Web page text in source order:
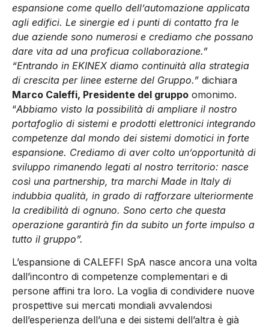
espansione come quello dell’automazione applicata
agli edifici. Le sinergie ed i punti di contatto fra le
due aziende sono numerosi e crediamo che possano
dare vita ad una proficua collaborazione.”
“Entrando in EKINEX diamo continuità alla strategia
di crescita per linee esterne del Gruppo.” dichiara
Marco Caleffi, Presidente del gruppo omonimo.
“Abbiamo visto la possibilità di ampliare il nostro
portafoglio di sistemi e prodotti elettronici integrando
competenze dal mondo dei sistemi domotici in forte
espansione. Crediamo di aver colto un’opportunità di
sviluppo rimanendo legati al nostro territorio: nasce
così una partnership, tra marchi Made in Italy di
indubbia qualità, in grado di rafforzare ulteriormente
la credibilità di ognuno. Sono certo che questa
operazione garantirà fin da subito un forte impulso a
tutto il gruppo”.
L’espansione di CALEFFI SpA nasce ancora una volta
dall’incontro di competenze complementari e di
persone affini tra loro. La voglia di condividere nuove
prospettive sui mercati mondiali avvalendosi
dell’esperienza dell’una e dei sistemi dell’altra è già